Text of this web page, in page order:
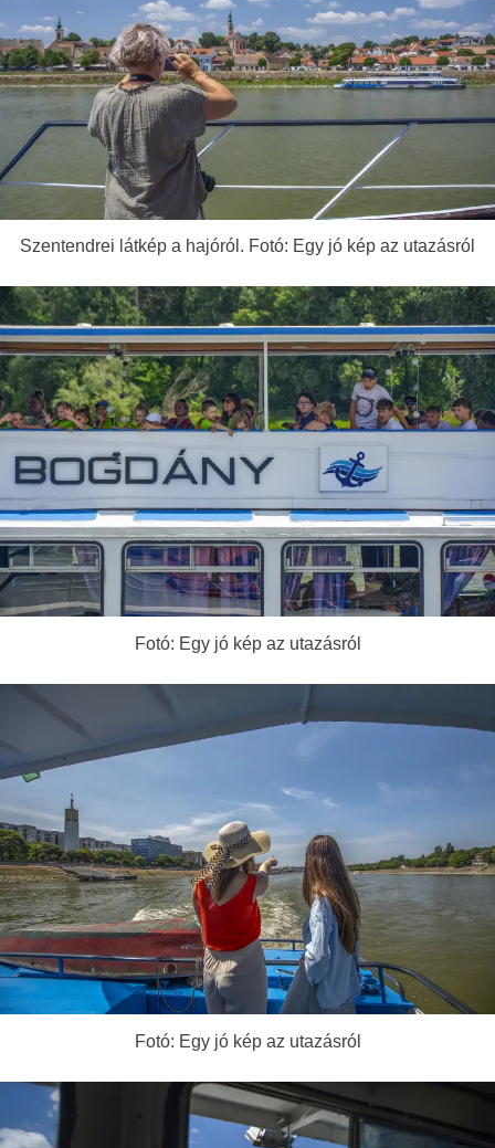
Szentendrei látkép a hajóról. Fotó: Egy jó kép az utazásról
Fotó: Egy jó kép az utazásról
Fotó: Egy jó kép az utazásról